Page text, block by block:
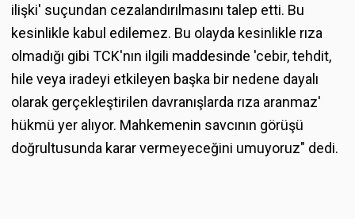
ilişki' suçundan cezalandırılmasını talep etti. Bu
kesinlikle kabul edilemez. Bu olayda kesinlikle rıza
olmadığı gibi TCK'nın ilgili maddesinde 'cebir, tehdit,
hile veya iradeyi etkileyen başka bir nedene dayalı
olarak gerçekleştirilen davranışlarda rıza aranmaz'
hükmü yer alıyor. Mahkemenin savcının görüşü
doğrultusunda karar vermeyeceğini umuyoruz" dedi.